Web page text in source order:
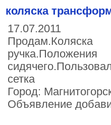
коляска
17.07.2011
сетка
Город:
Объявление